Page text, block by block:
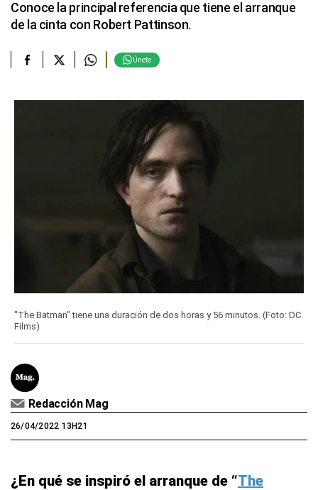
Conoce la principal referencia que tiene el arranque
de la cinta con Robert Pattinson.
Únete
"The Batman" tiene una duración de dos horas y 56 minutos. (Foto: DC
Films)
Redacción Mag
26/04/2022 13H21
¿En qué se inspiró el arranque de “The